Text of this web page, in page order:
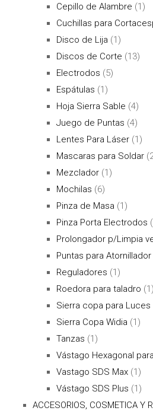
Cepillo de Alambre (1)
Cuchillas para
Disco de Lija (1)
Discos de Corte (13)
Electrodos (5)
Espátulas (1)
Hoja Sierra Sable (4)
Juego de Puntas (4)
Lentes Para Láser (1)
Mascaras para Soldar
Mezclador (1)
Mochilas (6)
Pinza de Masa (1)
Pinza Porta Electrodos
Prolongador p/Limpia
Puntas para Atornillador
Reguladores (1)
Roedora para taladro (1)
Sierra copa para Luces
Sierra Copa Widia (1)
Tanzas (1)
Vástago Hexagonal
Vastago SDS Max (1)
Vástago SDS Plus (1)
ACCESORIOS, COSMETICA Y